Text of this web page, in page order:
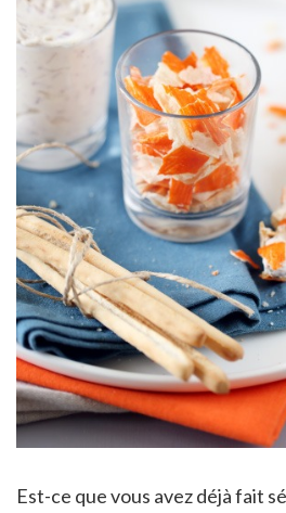
Est-ce que vous avez déjà fait